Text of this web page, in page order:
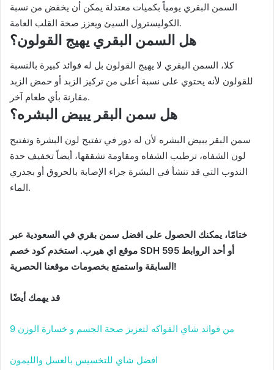
السمن البقري يومياً بكميات معتدلة يمكن أن يخفض من نسبة
الكوليسترول السيئ ويعزز صحة القلب العامة.
هل السمن البقري يهيج القولون؟
كلا، السمن البقري لا يهيج القولون بل له فوائد كبيرة بالنسبة
للقولون لأنه يحتوي على نسبة أعلى من تركيز الزبد أو حمض الزبد
مقارنة بأي طعام آخر.
هل سمن البقر يبيض البشره؟
سمن البقر يبيض البشره لأن له دور في تفتيح لون البشرة وتفتيح
لون الشفاه، ترطيب الشفاه ومقاومة تشققها، أيضاً تخفيف حدة
الندوب التي قد تنشأ في البشرة جراء الإصابة بالحروق أو بجدري
الماء.
ختامّا، يمكنك الحصول على افضل سمن بقري في السعودية عبر
موقع اي هيرب. استخدم كود خصم SDH 595 أو أحد الروابط
السابقة واستمتع بخصومات موقعنا الحصرية!
قد يهمك أيضًا
9 من فوائد شاي الفواكه لتعزيز صحة الجسم و خسارة الوزن
افضل شاي للتخسيس بالعسل والليمون